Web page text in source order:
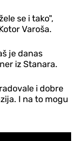
se i tako",
Varoša.
je danas
iz Stanara.
i dobre
I na to mogu